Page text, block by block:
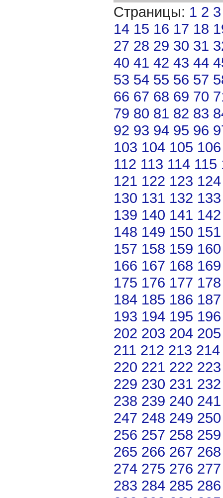
Страницы: 1 2 3
14 15 16 17 18
27 28 29 30 31
40 41 42 43 44
53 54 55 56 57
66 67 68 69 70
79 80 81 82 83
92 93 94 95 96
103 104 105 106
112 113 114 115
121 122 123 124
130 131 132 133
139 140 141 142
148 149 150 151
157 158 159 160
166 167 168 169
175 176 177 178
184 185 186 187
193 194 195 196
202 203 204 205
211 212 213 214
220 221 222 223
229 230 231 232
238 239 240 241
247 248 249 250
256 257 258 259
265 266 267 268
274 275 276 277
283 284 285 286